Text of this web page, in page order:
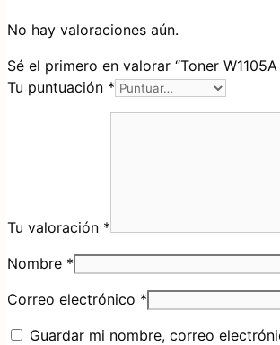
No hay valoraciones aún.
Sé el primero en valorar “Toner
Tu puntuación *
Tu valoración *
Nombre *
Correo electrónico *
Guardar mi nombre, correo